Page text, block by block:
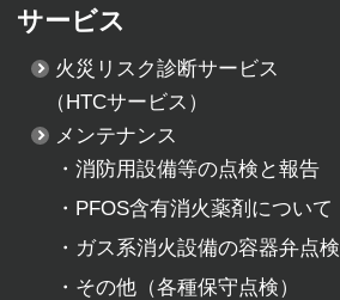
サービス
火災リスク診断サービス
（HTCサービス）
メンテナンス
・消防用設備等の点検と報告
・ PFOS含有消火薬剤について
・ ガス系消火設備の容器弁点検
・ その他（各種保守点検）